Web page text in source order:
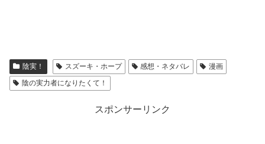
陰実！ スズーキ・ホープ 感想・ネタバレ
漫画
陰の実力者になりたくて！
スポンサーリンク